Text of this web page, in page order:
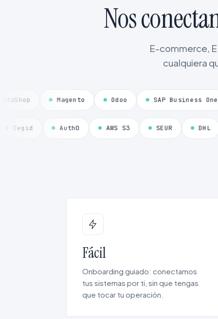
Nos
E-commerce,
cualquiera
Magento Odoo SAP Business One
Cegid Auth0 AWS S3 SEUR
Fácil
Onboarding guiado: conectamos
tus sistemas por ti, sin que tengas
que tocar tu operación.